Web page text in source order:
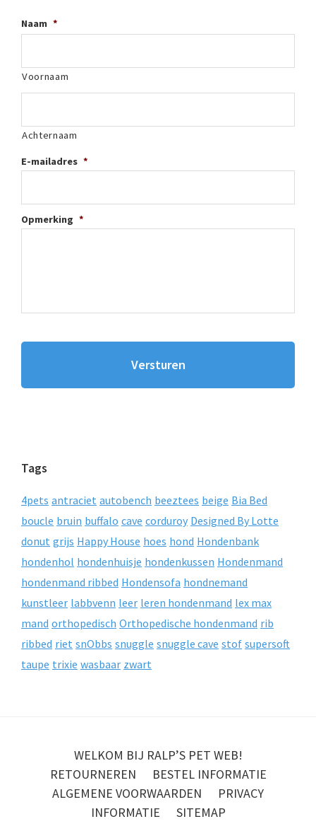
Naam *
Voornaam
Achternaam
E-mailadres *
Opmerking *
Tags
4pets antraciet autobench beeztees beige Bia Bed
boucle bruin buffalo cave corduroy Designed By Lotte
donut grijs Happy House hoes hond Hondenbank
hondenhol hondenhuisje hondenkussen Hondenmand
hondenmand ribbed Hondensofa hondnemand
kunstleer labbvenn leer leren hondenmand lex max
mand orthopedisch Orthopedische hondenmand rib
ribbed riet snObbs snuggle snuggle cave stof supersoft
taupe trixie wasbaar zwart
WELKOM BIJ RALP’S PET WEB!
RETOURNEREN
BESTEL INFORMATIE
ALGEMENE VOORWAARDEN
PRIVACY
INFORMATIE
SITEMAP